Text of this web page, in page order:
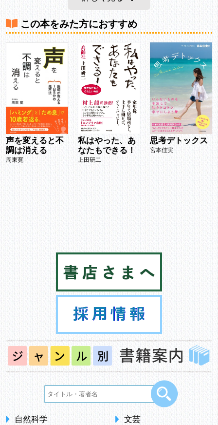
自然科学 文芸
この本をみた方におすすめ
声を変えると不
調は消える
周東寛
私はやった、あ
なたもできる！
上田研二
思考デトックス
宮本佳実